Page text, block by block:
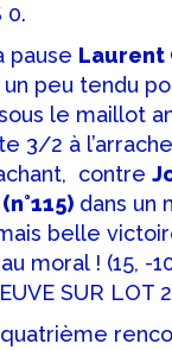
0.
pause Laurent
un peu tendu
le maillot
3/2 à
contre
dans un
belle
moral ! (15, -
SUR LOT
quatrième